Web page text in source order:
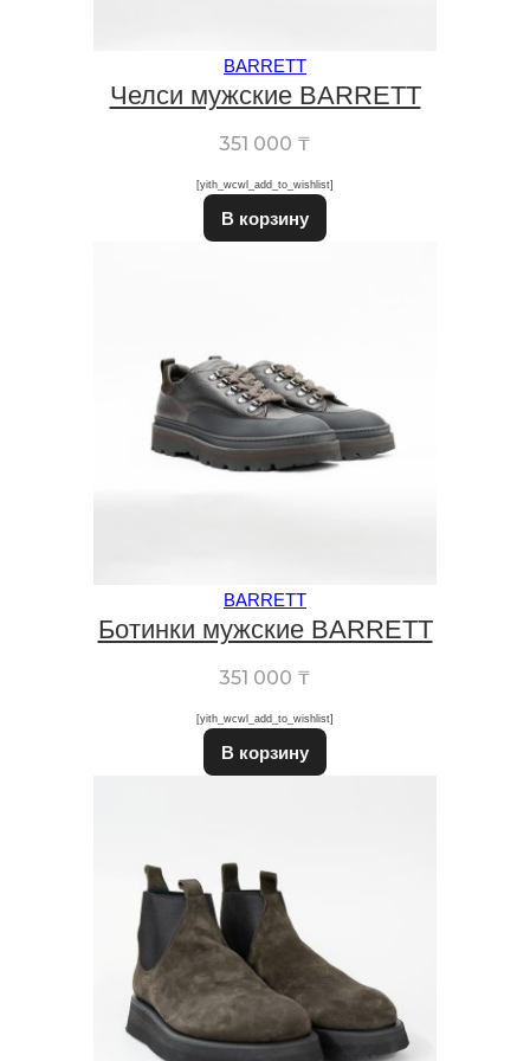
BARRETT
Челси мужские BARRETT
351 000 ₸
[yith_wcwl_add_to_wishlist]
В корзину Этот товар имеет
BARRETT
Ботинки мужские BARRETT
351 000 ₸
[yith_wcwl_add_to_wishlist]
В корзину Этот товар имеет